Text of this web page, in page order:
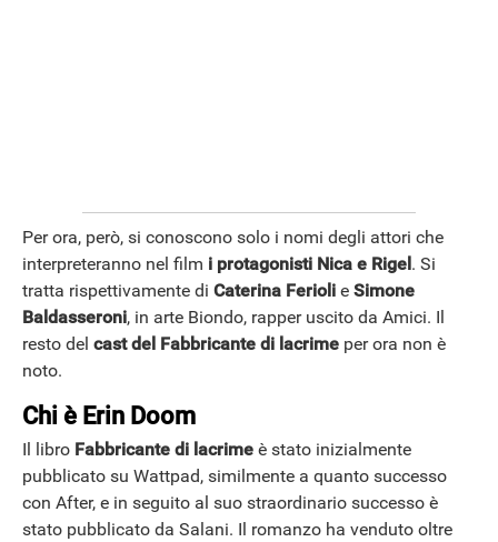
ANDROID
Per ora, però, si conoscono solo i nomi degli attori che
interpreteranno nel film i protagonisti Nica e Rigel. Si
tratta rispettivamente di Caterina Ferioli e Simone
Baldasseroni, in arte Biondo, rapper uscito da Amici. Il
resto del cast del Fabbricante di lacrime per ora non è
noto.
Chi è Erin Doom
Il libro Fabbricante di lacrime è stato inizialmente
pubblicato su Wattpad, similmente a quanto successo
con After, e in seguito al suo straordinario successo è
stato pubblicato da Salani. Il romanzo ha venduto oltre